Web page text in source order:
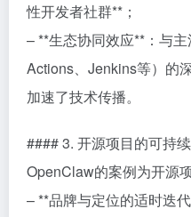
性开发者社群**；
– **生态协同效应**：与
Actions、Jenkins等）的
加速了技术传播。
#### 3. 开源项目的可持
OpenClaw的案例为开源
– **品牌与定位的适时迭